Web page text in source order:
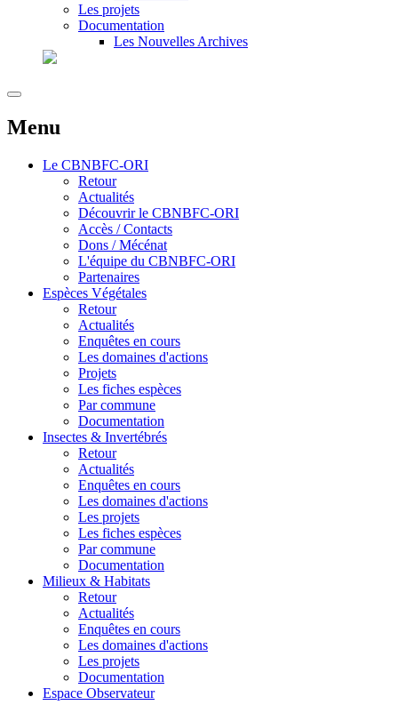
Les projets
Documentation
Les Nouvelles Archives
Menu
Le CBNBFC-ORI
Retour
Actualités
Découvrir le CBNBFC-ORI
Accès / Contacts
Dons / Mécénat
L'équipe du CBNBFC-ORI
Partenaires
Espèces Végétales
Retour
Actualités
Enquêtes en cours
Les domaines d'actions
Projets
Les fiches espèces
Par commune
Documentation
Insectes & Invertébrés
Retour
Actualités
Enquêtes en cours
Les domaines d'actions
Les projets
Les fiches espèces
Par commune
Documentation
Milieux & Habitats
Retour
Actualités
Enquêtes en cours
Les domaines d'actions
Les projets
Documentation
Espace Observateur